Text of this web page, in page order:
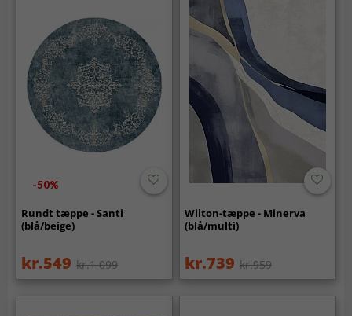
-50%
Rundt tæppe - Santi
(blå/beige)
kr.549 kr.1 099
Wilton-tæppe - Minerva
(blå/multi)
kr.739 kr.959